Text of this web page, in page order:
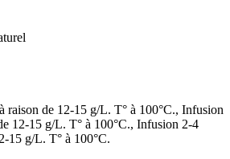
raison de 12-15 g/L. T° à 100°C., Infusion
12-15 g/L. T° à 100°C., Infusion 2-4
15 g/L. T° à 100°C.